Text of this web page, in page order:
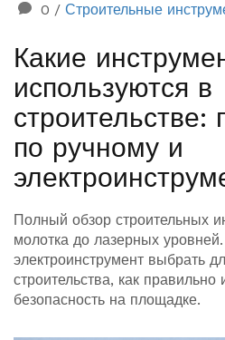
0 / Строительные
Какие
используются в
строительстве:
по ручному и
Полный обзор строительных
молотка до лазерных уровней.
электроинструмент выбрать
строительства, как правильно
безопасность на площадке.